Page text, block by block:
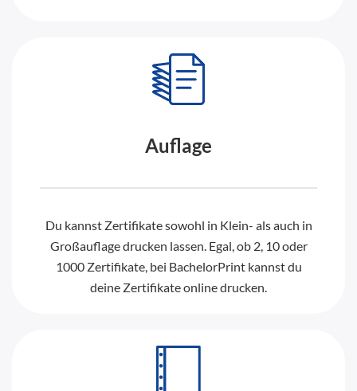
Auflage
Du kannst Zertifikate sowohl in Klein- als auch in
Großauflage drucken lassen. Egal, ob 2, 10 oder
1000 Zertifikate, bei BachelorPrint kannst du
deine Zertifikate online drucken.